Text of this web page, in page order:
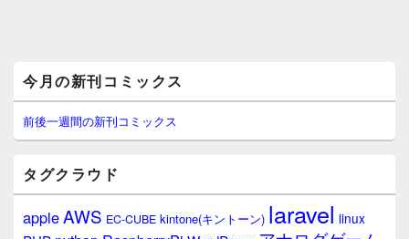
イ
ン
サ
イ
ウ
ィ
ジ
今月の新刊コミックス
前後一週間の新刊コミックス
タグクラウド
appleAWS EC-CUBE kintone(キントーン) laravel linux